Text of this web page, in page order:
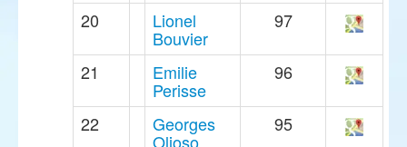
20 Lionel
Bouvier
97
21 Emilie
Perisse
96
22 Georges
Olioso
95